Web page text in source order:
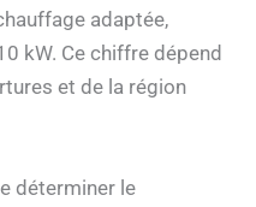
adaptée,
kW. Ce chiffre dépend
et de la région
déterminer le